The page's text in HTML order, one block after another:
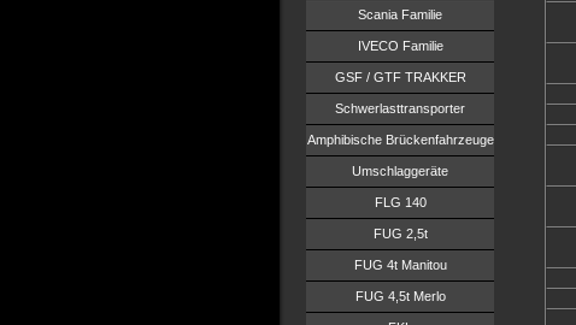
Scania Familie
IVECO Familie
GSF / GTF TRAKKER
Schwerlasttransporter
Amphibische Brückenfahrzeuge
Umschlaggeräte
FLG 140
FUG 2,5t
FUG 4t Manitou
FUG 4,5t Merlo